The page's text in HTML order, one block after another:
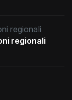
regionali